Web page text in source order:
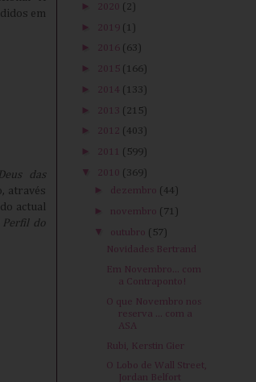
em
das
através
actual
Perfil do
► 2020 (2)
► 2019 (1)
► 2016 (63)
► 2015 (166)
► 2014 (133)
► 2013 (215)
► 2012 (403)
► 2011 (599)
▼ 2010 (369)
► dezembro (44)
► novembro (71)
▼ outubro (57)
Novidades Bertrand
Em Novembro... com
a Contraponto!
O que Novembro nos
reserva ... com a
ASA
Rubi, Kerstin Gier
O Lobo de Wall Street,
Jordan Belfort